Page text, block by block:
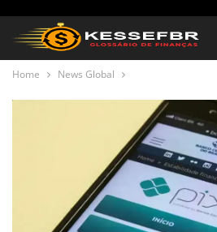
Home News Global